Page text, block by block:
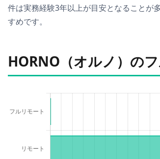
件は実務経験3年以上が目安となることが
すめです。
HORNO（オルノ）の